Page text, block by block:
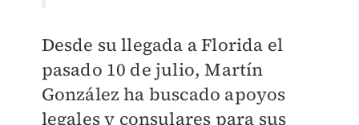
Desde su llegada a Florida el
pasado 10 de julio, Martín
González ha buscado apoyos
legales y consulares para sus